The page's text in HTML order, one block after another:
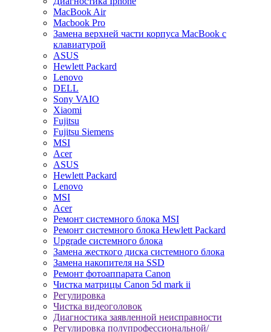
MacBook Air
Macbook Pro
Замена верхней части корпуса MacBook с
клавиатурой
ASUS
Hewlett Packard
Lenovo
DELL
Sony VAIO
Xiaomi
Fujitsu
Fujitsu Siemens
MSI
Acer
ASUS
Hewlett Packard
Lenovo
MSI
Acer
Ремонт системного блока MSI
Ремонт системного блока Hewlett Packard
Upgrade системного блока
Замена жесткого диска системного блока
Замена накопителя на SSD
Ремонт фотоаппарата Canon
Чистка матрицы Canon 5d mark ii
Регулировка
Чистка видеоголовок
Диагностика заявленной неисправности
Регулировка полупрофессиональной/